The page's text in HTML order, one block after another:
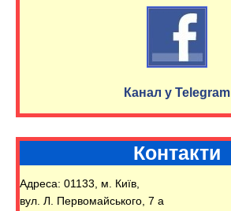
Канал у Telegram
Контакти
Адреса: 01133, м. Київ,
вул. Л. Первомайського, 7 а